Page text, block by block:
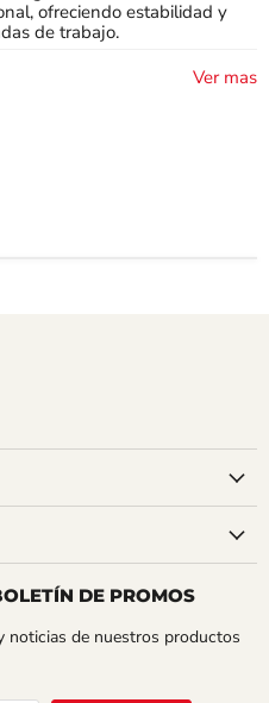
ofreciendo estabilidad y
de trabajo.
Ver mas
DE PROMOS
noticias de nuestros productos